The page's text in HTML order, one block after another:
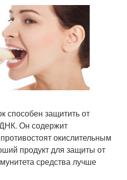
способен защитить от
Он содержит
окислительным
продукт для защиты от
средства лучше